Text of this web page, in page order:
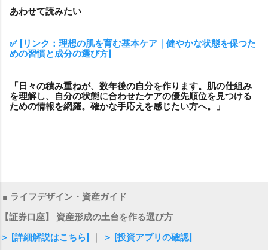
あわせて読みたい
✅ [リンク：理想の肌を育む基本ケア｜健やかな状態を保つた
めの習慣と成分の選び方]
「日々の積み重ねが、数年後の自分を作ります。肌の仕組み
を理解し、自分の状態に合わせたケアの優先順位を見つける
ための情報を網羅。確かな手応えを感じたい方へ。」
■ ライフデザイン・資産ガイド
【証券口座】 資産形成の土台を作る選び方
＞ [詳細解説はこちら]
＞ [投資アプリの確認]